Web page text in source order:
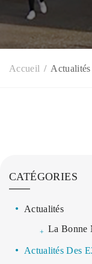
Accueil Actualités
CATÉGORIES
Actualités
La Bonne
Actualités Des